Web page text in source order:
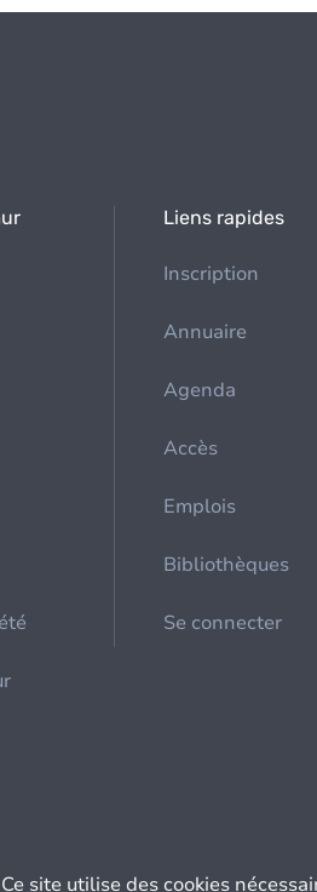
Liens rapides
Inscription
Annuaire
Agenda
Accès
Emplois
Bibliothèques
Se connecter
Ce site utilise des cookies